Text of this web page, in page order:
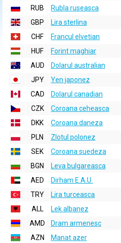
RUB
Rubla ruseasca
GBP
Lira sterlina
CHF
Francul elvetian
HUF
Forint maghiar
AUD
Dolarul australian
JPY
Yen japonez
CAD
Dolarul canadian
CZK
Coroana ceheasca
DKK
Coroana daneza
PLN
Zlotul polonez
SEK
Coroana suedeza
BGN
Leva bulgareasca
AED
Dirham E.A.U.
TRY
Lira turceasca
ALL
Lek albanez
AMD
Dram armenesc
AZN
Manat azer